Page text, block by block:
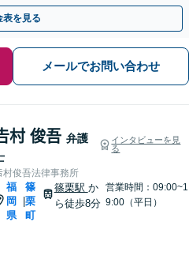
表を見る
メールでお問い合わせ
村 俊吾 弁護
インタビューを見
る
村俊吾法律事務所
福
岡
県
篠
栗
町
篠栗駅 か
ら徒歩8分
営業時間：09:00~1
9:00（平日）